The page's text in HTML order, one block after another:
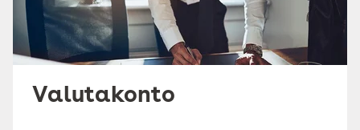
Valutakonto